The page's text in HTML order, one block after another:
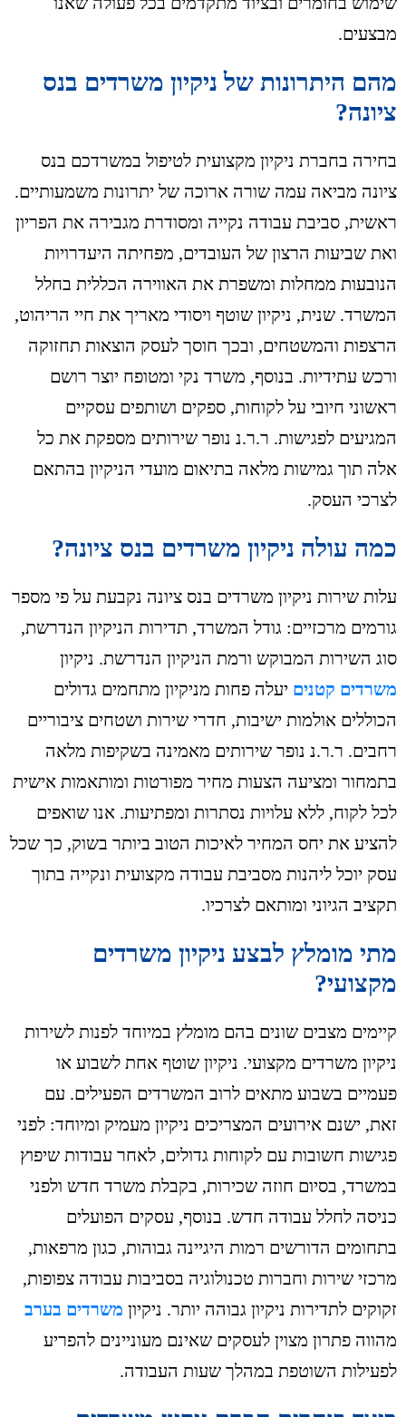
מבצעים.
מהם היתרונות של ניקיון משרדים בנס
ציונה?
בחירה בחברת ניקיון מקצועית לטיפול במשרדכם בנס
ציונה מביאה עמה שורה ארוכה של יתרונות משמעותיים.
ראשית, סביבת עבודה נקייה ומסודרת מגבירה את הפריון
ואת שביעות הרצון של העובדים, מפחיתה היעדרויות
הנובעות ממחלות ומשפרת את האווירה הכללית בחלל
המשרד. שנית, ניקיון שוטף ויסודי מאריך את חיי הריהוט,
הרצפות והמשטחים, ובכך חוסך לעסק הוצאות תחזוקה
ורכש עתידיות. בנוסף, משרד נקי ומטופח יוצר רושם
ראשוני חיובי על לקוחות, ספקים ושותפים עסקיים
המגיעים לפגישות. ר.ר.נ נופר שירותים מספקת את כל
אלה תוך גמישות מלאה בתיאום מועדי הניקיון בהתאם
לצרכי העסק.
כמה עולה ניקיון משרדים בנס ציונה?
עלות שירות ניקיון משרדים בנס ציונה נקבעת על פי מספר
גורמים מרכזיים: גודל המשרד, תדירות הניקיון הנדרשת,
סוג השירות המבוקש ורמת הניקיון הנדרשת. ניקיון
משרדים קטנים יעלה פחות מניקיון מתחמים גדולים
הכוללים אולמות ישיבות, חדרי שירות ושטחים ציבוריים
רחבים. ר.ר.נ נופר שירותים מאמינה בשקיפות מלאה
בתמחור ומציעה הצעות מחיר מפורטות ומותאמות אישית
לכל לקוח, ללא עלויות נסתרות ומפתיעות. אנו שואפים
להציע את יחס המחיר לאיכות הטוב ביותר בשוק, כך שכל
עסק יוכל ליהנות מסביבת עבודה מקצועית ונקייה בתוך
תקציב הגיוני ומותאם לצרכיו.
מתי מומלץ לבצע ניקיון משרדים
מקצועי?
קיימים מצבים שונים בהם מומלץ במיוחד לפנות לשירות
ניקיון משרדים מקצועי. ניקיון שוטף אחת לשבוע או
פעמיים בשבוע מתאים לרוב המשרדים הפעילים. עם
זאת, ישנם אירועים המצריכים ניקיון מעמיק ומיוחד: לפני
פגישות חשובות עם לקוחות גדולים, לאחר עבודות שיפוץ
במשרד, בסיום חוזה שכירות, בקבלת משרד חדש ולפני
כניסה לחלל עבודה חדש. בנוסף, עסקים הפועלים
בתחומים הדורשים רמות היגיינה גבוהות, כגון מרפאות,
מרכזי שירות וחברות טכנולוגיה בסביבות עבודה צפופות,
זקוקים לתדירות ניקיון גבוהה יותר. ניקיון משרדים בערב
מהווה פתרון מצוין לעסקים שאינם מעוניינים להפריע
לפעילות השוטפת במהלך שעות העבודה.